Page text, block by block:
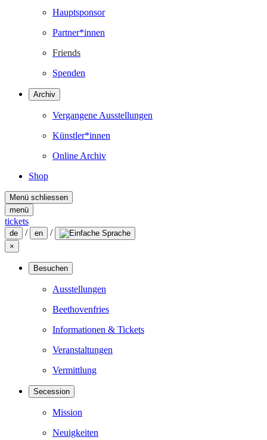
Hauptsponsor
Partner*innen
Friends
Spenden
Archiv
Vergangene Ausstellungen
Künstler*innen
Online Archiv
Shop
Menü schliessen
menü
tickets
de / en /
×
Besuchen
Ausstellungen
Beethovenfries
Informationen & Tickets
Veranstaltungen
Vermittlung
Secession
Mission
Neuigkeiten